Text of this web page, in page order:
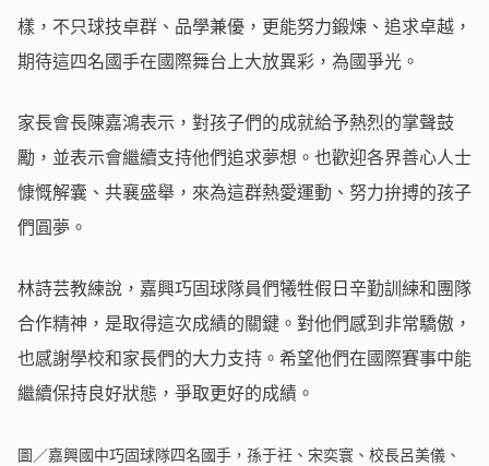
樣，不只球技卓群、品學兼優，更能努力鍛煉、追求卓越，
期待這四名國手在國際舞台上大放異彩，為國爭光。
家長會長陳嘉鴻表示，對孩子們的成就給予熱烈的掌聲鼓
勵，並表示會繼續支持他們追求夢想。也歡迎各界善心人士
慷慨解囊、共襄盛舉，來為這群熱愛運動、努力拚搏的孩子
們圓夢。
林詩芸教練說，嘉興巧固球隊員們犧牲假日辛勤訓練和團隊
合作精神，是取得這次成績的關鍵。對他們感到非常驕傲，
也感謝學校和家長們的大力支持。希望他們在國際賽事中能
繼續保持良好狀態，爭取更好的成績。
圖／嘉興國中巧固球隊四名國手，孫于衽、宋奕寰、校長呂美儀、